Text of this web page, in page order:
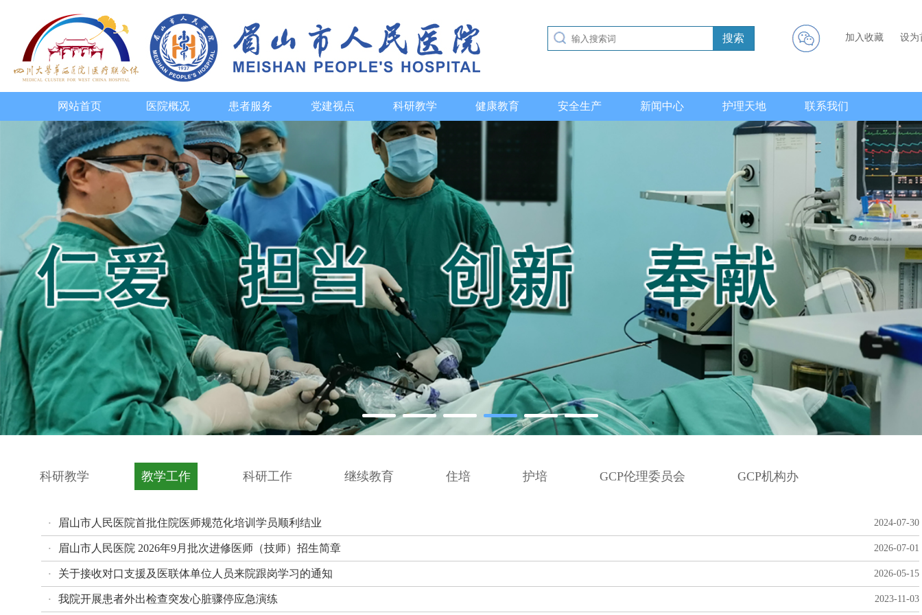
加入收藏 设为
搜索
网站首页 医院概况 患者服务 党建视点 科研教学 健康教育 安全生产 新闻中心 护理天地 联系我们
科研教学 教学工作 科研工作 继续教育 住培 护培 GCP伦理委员会 GCP机构办
· 眉山市人民医院首批住院医师规范化培训学员顺利结业 2024-07-30
· 眉山市人民医院 2026年9月批次进修医师（技师）招生简章 2026-07-01
· 关于接收对口支援及医联体单位人员来院跟岗学习的通知 2026-05-15
· 我院开展患者外出检查突发心脏骤停应急演练 2023-11-03